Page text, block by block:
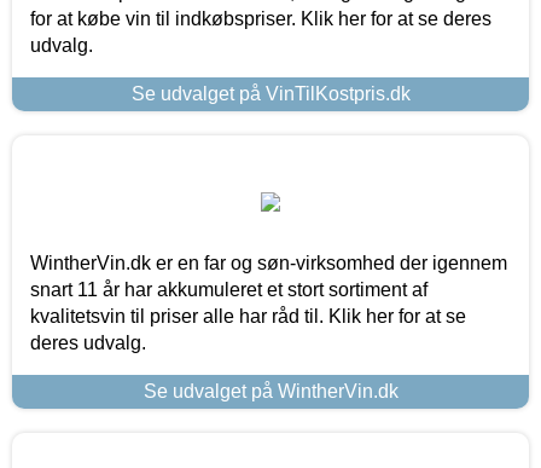
for at købe vin til indkøbspriser. Klik her for at se deres
udvalg.
Se udvalget på VinTilKostpris.dk
WintherVin.dk er en far og søn-virksomhed der igennem
snart 11 år har akkumuleret et stort sortiment af
kvalitetsvin til priser alle har råd til. Klik her for at se
deres udvalg.
Se udvalget på WintherVin.dk